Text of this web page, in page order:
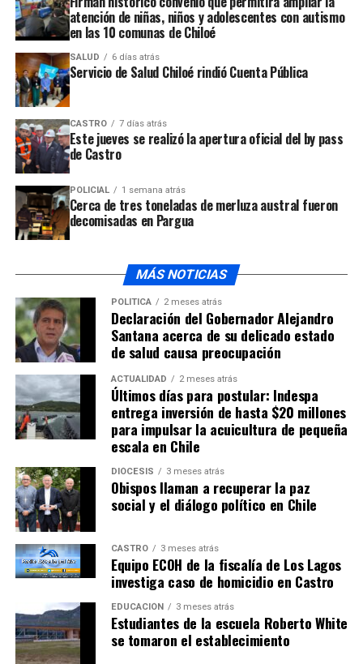
UP NEXT
Asistentes de la Educación se manifiestan por deudas
por parte de Corporación
NO TE PIERDAS
Junaeb toma medidas ante presencia de larvas en
alimentos
atención de niñas, niños y adolescentes con autismo
en las 10 comunas de Chiloé
SALUD 6 días atrás
Servicio de Salud Chiloé rindió Cuenta Pública
CASTRO 7 días atrás
Este jueves se realizó la apertura oficial del by pass
de Castro
POLICIAL 1 semana atrás
Cerca de tres toneladas de merluza austral fueron
decomisadas en Pargua
MÁS NOTICIAS
POLÍTICA 2 meses atrás
Declaración del Gobernador Alejandro
Santana acerca de su delicado estado
de salud causa preocupación
ACTUALIDAD 2 meses atrás
Últimos días para postular: Indespa
entrega inversión de hasta $20 millones
para impulsar la acuicultura de pequeña
escala en Chile
DIÓCESIS 3 meses atrás
Obispos llaman a recuperar la paz
social y el diálogo político en Chile
CASTRO 3 meses atrás
Equipo ECOH de la fiscalía de Los Lagos
investiga caso de homicidio en Castro
EDUCACIÓN 3 meses atrás
Estudiantes de la escuela Roberto White
se tomaron el establecimiento